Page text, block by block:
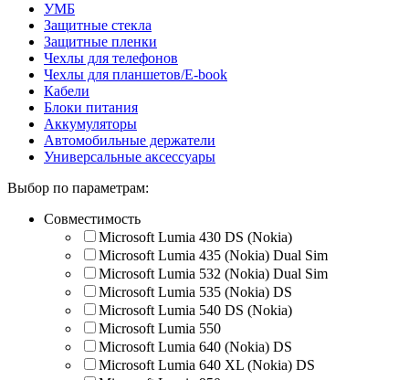
УМБ
Защитные стекла
Защитные пленки
Чехлы для телефонов
Чехлы для планшетов/E-book
Кабели
Блоки питания
Аккумуляторы
Автомобильные держатели
Универсальные аксессуары
Выбор по параметрам:
Совместимость
Microsoft Lumia 430 DS (Nokia)
Microsoft Lumia 435 (Nokia) Dual Sim
Microsoft Lumia 532 (Nokia) Dual Sim
Microsoft Lumia 535 (Nokia) DS
Microsoft Lumia 540 DS (Nokia)
Microsoft Lumia 550
Microsoft Lumia 640 (Nokia) DS
Microsoft Lumia 640 XL (Nokia) DS